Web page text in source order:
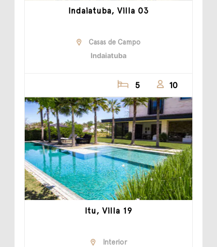
Indaiatuba, Villa 03
Casas de Campo
Indaiatuba
5 10
Itu, Villa 19
Interior